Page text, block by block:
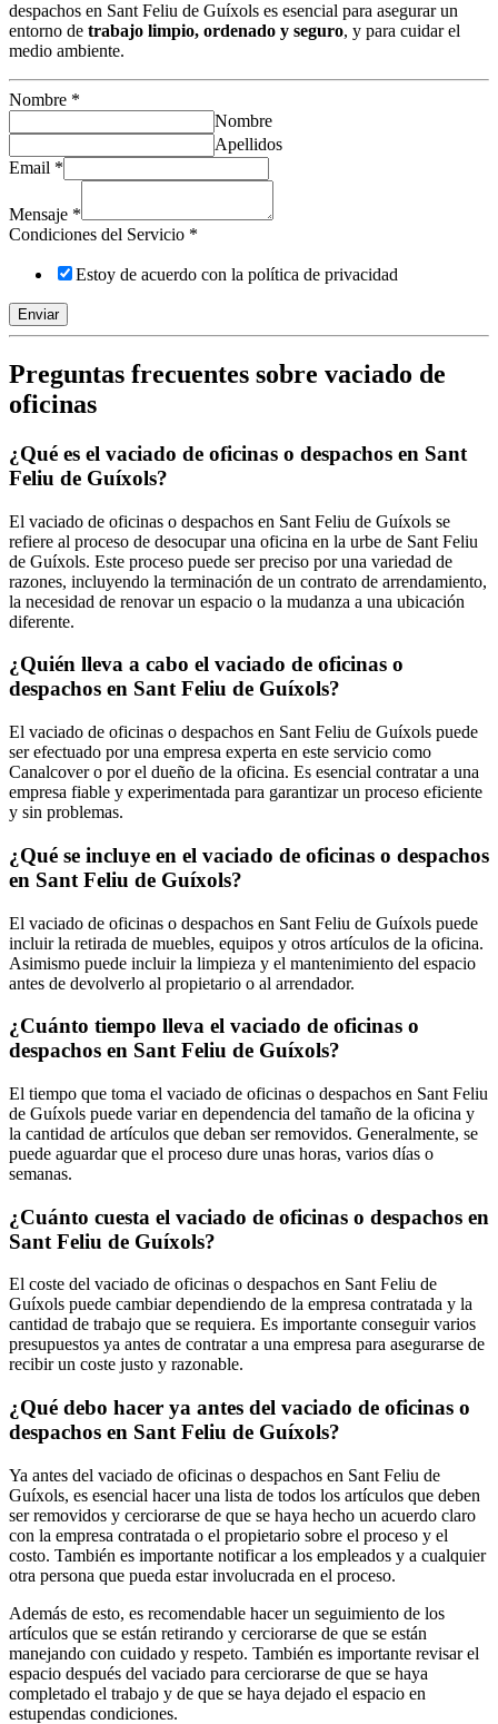
despachos en Sant Feliu de Guíxols es esencial para asegurar un
entorno de trabajo limpio, ordenado y seguro, y para cuidar el
medio ambiente.
Nombre *
Nombre
Apellidos
Email *
Mensaje *
Condiciones del Servicio *
Estoy de acuerdo con la política de privacidad
Enviar
Preguntas frecuentes sobre vaciado de
oficinas
¿Qué es el vaciado de oficinas o despachos en Sant
Feliu de Guíxols?
El vaciado de oficinas o despachos en Sant Feliu de Guíxols se
refiere al proceso de desocupar una oficina en la urbe de Sant Feliu
de Guíxols. Este proceso puede ser preciso por una variedad de
razones, incluyendo la terminación de un contrato de arrendamiento,
la necesidad de renovar un espacio o la mudanza a una ubicación
diferente.
¿Quién lleva a cabo el vaciado de oficinas o
despachos en Sant Feliu de Guíxols?
El vaciado de oficinas o despachos en Sant Feliu de Guíxols puede
ser efectuado por una empresa experta en este servicio como
Canalcover o por el dueño de la oficina. Es esencial contratar a una
empresa fiable y experimentada para garantizar un proceso eficiente
y sin problemas.
¿Qué se incluye en el vaciado de oficinas o despachos
en Sant Feliu de Guíxols?
El vaciado de oficinas o despachos en Sant Feliu de Guíxols puede
incluir la retirada de muebles, equipos y otros artículos de la oficina.
Asimismo puede incluir la limpieza y el mantenimiento del espacio
antes de devolverlo al propietario o al arrendador.
¿Cuánto tiempo lleva el vaciado de oficinas o
despachos en Sant Feliu de Guíxols?
El tiempo que toma el vaciado de oficinas o despachos en Sant Feliu
de Guíxols puede variar en dependencia del tamaño de la oficina y
la cantidad de artículos que deban ser removidos. Generalmente, se
puede aguardar que el proceso dure unas horas, varios días o
semanas.
¿Cuánto cuesta el vaciado de oficinas o despachos en
Sant Feliu de Guíxols?
El coste del vaciado de oficinas o despachos en Sant Feliu de
Guíxols puede cambiar dependiendo de la empresa contratada y la
cantidad de trabajo que se requiera. Es importante conseguir varios
presupuestos ya antes de contratar a una empresa para asegurarse de
recibir un coste justo y razonable.
¿Qué debo hacer ya antes del vaciado de oficinas o
despachos en Sant Feliu de Guíxols?
Ya antes del vaciado de oficinas o despachos en Sant Feliu de
Guíxols, es esencial hacer una lista de todos los artículos que deben
ser removidos y cerciorarse de que se haya hecho un acuerdo claro
con la empresa contratada o el propietario sobre el proceso y el
costo. También es importante notificar a los empleados y a cualquier
otra persona que pueda estar involucrada en el proceso.
Además de esto, es recomendable hacer un seguimiento de los
artículos que se están retirando y cerciorarse de que se están
manejando con cuidado y respeto. También es importante revisar el
espacio después del vaciado para cerciorarse de que se haya
completado el trabajo y de que se haya dejado el espacio en
estupendas condiciones.